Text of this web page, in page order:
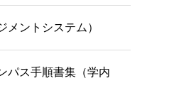
メントシステム）
パス手順書集（学内